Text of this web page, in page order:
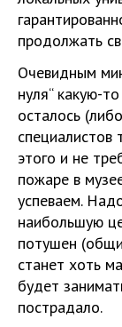
продолжать
Очевидным
нуля“ какую-
осталось
этого и не
пожаре в
успеваем.
наибольшую
потушен
станет хоть
будет
пострадало.